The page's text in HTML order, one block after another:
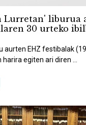
Lurretan' liburua
30 urteko
aurten EHZ festibalak
egiten ari diren ...